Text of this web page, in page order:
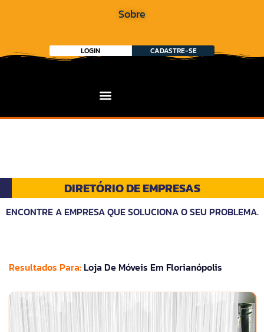
Sobre
LOGIN CADASTRE-SE
DIRETÓRIO DE EMPRESAS
ENCONTRE A EMPRESA QUE SOLUCIONA O SEU PROBLEMA.
Resultados Para: Loja De Móveis Em Florianópolis